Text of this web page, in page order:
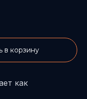
в корзину
как